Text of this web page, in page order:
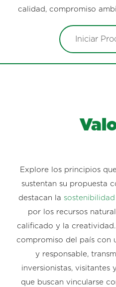
calidad, compromiso
Iniciar
Explore los principios
sustentan su propuesta
destacan la sostenibilidad
por los recursos
calificado y la creatividad.
compromiso del país con
y responsable,
inversionistas, visitantes
que buscan vincularse